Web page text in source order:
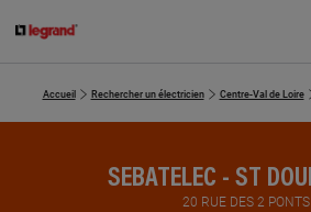
Accueil Rechercher un électricien Centre-Val de Loire
SEBATELEC - ST
20 RUE DES 2 PONTS